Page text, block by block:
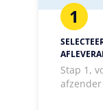
1
Stap 1,